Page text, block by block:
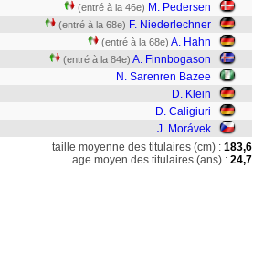
(entré à la 46e) M. Pedersen
(entré à la 68e) F. Niederlechner
(entré à la 68e) A. Hahn
(entré à la 84e) A. Finnbogason
N. Sarenren Bazee
D. Klein
D. Caligiuri
J. Morávek
taille moyenne des titulaires (cm) : 183,6
age moyen des titulaires (ans) : 24,7